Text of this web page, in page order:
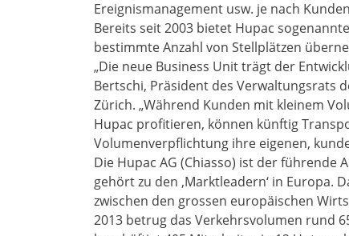
Ereignismanagement usw. je nach
Bereits seit 2003 bietet Hupac
bestimmte Anzahl von Stellplätzen
„Die neue Business Unit trägt der
Bertschi, Präsident des Verwaltungsrats
Zürich. „Während Kunden mit kleinem
Hupac profitieren, können künftig
Volumenverpflichtung ihre eigenen,
Die Hupac AG (Chiasso) ist der
gehört zu den ‚Marktleadern‘ in Europa.
zwischen den grossen europäischen
2013 betrug das Verkehrsvolumen rund